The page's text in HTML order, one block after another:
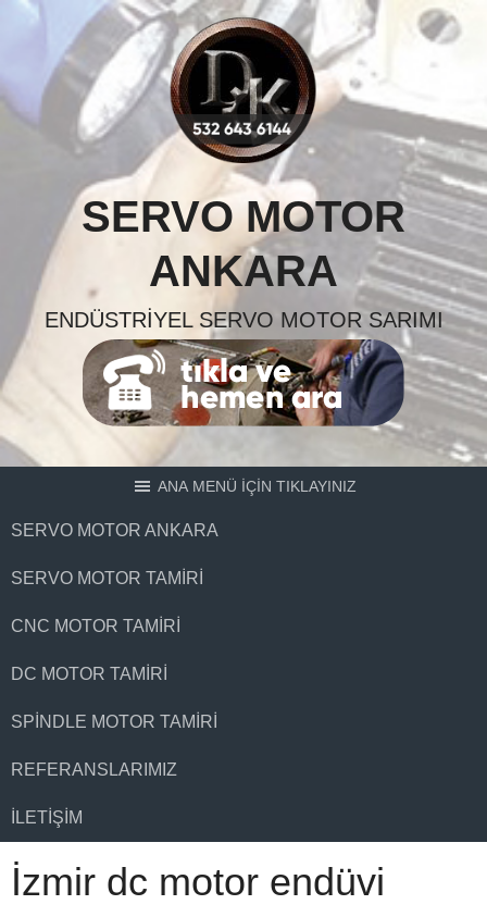
Skip
content
SERVO MOTOR
ANKARA
ENDÜSTRIYEL SERVO MOTOR SARIMI
ANA MENÜ İÇİN TIKLAYINIZ
SERVO MOTOR ANKARA
SERVO MOTOR TAMIRI
CNC MOTOR TAMIRI
DC MOTOR TAMIRI
SPINDLE MOTOR TAMIRI
REFERANSLARIMIZ
İLETIŞIM
İzmir dc motor endüvi